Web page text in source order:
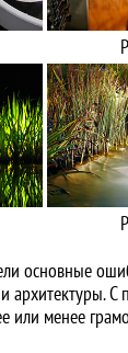
основные
архитектуры.
или менее